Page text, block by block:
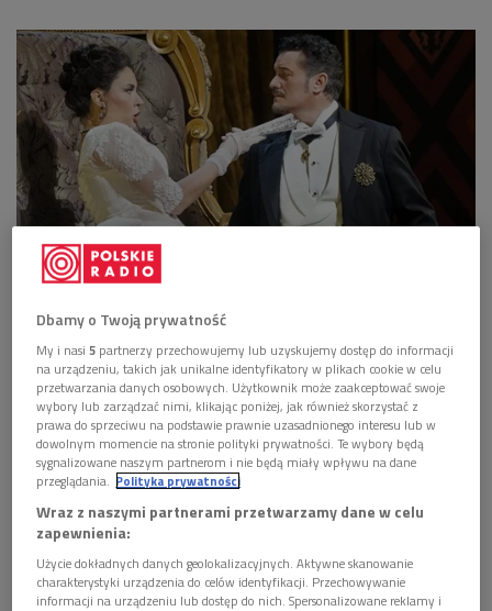
Program 2 Polskiego Radia zaprosił słuchaczy na
muzyczną podróż do Nowego Jorku, a dokładnie do
Metropolitan Opera - jednego z najsłynniejszych
teatrów operowych świata,
skąd transmitowaliśmy "Fedorę" Umberta Giordana.
W partii tytułowej - Sonya Yoncheva, w roli jej
kochanka, hrabiego Lorisa - Piotr Beczała.
Komfort pracy w Metropolitan Opera
Dbamy o Twoją prywatność
My i nasi5 partnerzy przechowujemy lub uzyskujemy dostęp do informacji
na urządzeniu, takich jak unikalne identyfikatory w plikach cookie w celu
przetwarzania danych osobowych. Użytkownik może zaakceptować swoje
wybory lub zarządzać nimi, klikając poniżej, jak również skorzystać z
prawa do sprzeciwu na podstawie prawnie uzasadnionego interesu lub w
dowolnym momencie na stronie polityki prywatności. Te wybory będą
sygnalizowane naszym partnerom i nie będą miały wpływu na dane
przeglądania. Polityka prywatności
Wraz z naszymi partnerami przetwarzamy dane w celu
zapewnienia:
Użycie dokładnych danych geolokalizacyjnych. Aktywne skanowanie
charakterystyki urządzenia do celów identyfikacji. Przechowywanie
informacji na urządzeniu lub dostęp do nich. Spersonalizowane reklamy i